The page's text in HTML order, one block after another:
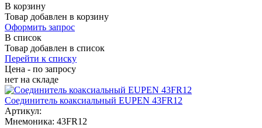
В корзину
Товар добавлен в корзину
Оформить запрос
В список
Товар добавлен в список
Перейти к списку
Цена - по запросу
нет на складе
Соединитель коаксиальный EUPEN 43FR12
Артикул:
Мнемоника: 43FR12